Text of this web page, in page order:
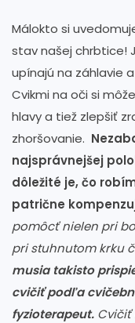
Málokto si
stav našej chrbtice!
upínajú na záhlavie
Cvikmi na oči si
hlavy a tiež zlepšiť
zhoršovanie.
najsprávnejšej
dôležité je, čo
patrične
pomôcť nielen pri
pri stuhnutom krku
musia takisto
cvičiť podľa
fyzioterapeut. Cvičiť